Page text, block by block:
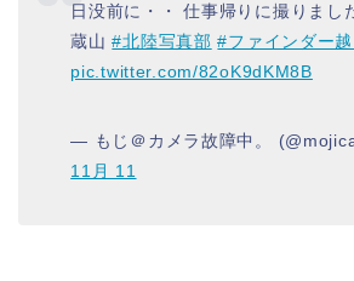
日没前に・・ 仕事帰りに撮りまし
蔵山#北陸写真部 #ファインダー
pic.twitter.com/82oK9dKM8B
— もじ＠カメラ故障中。
11月 11